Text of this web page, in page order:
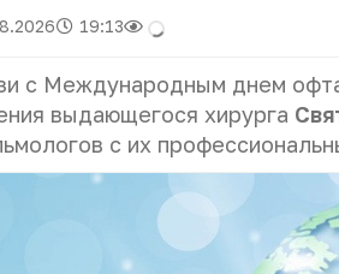
19:13
с Международным днем
выдающегося хирурга
с их